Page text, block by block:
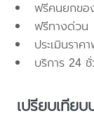
ฟรีคนยกขอ
ฟรีทางด่วน
ประเมินราค
บริการ 24 ชั่
เปรียบเทียบ